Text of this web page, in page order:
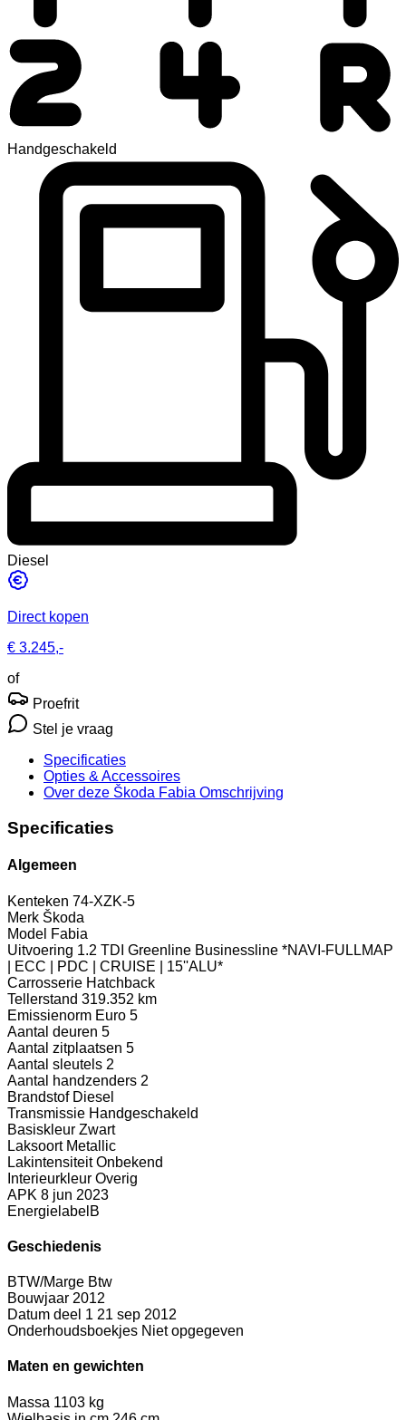
Handgeschakeld
Diesel
Direct kopen
€ 3.245,-
of
Proefrit
Stel je vraag
Specificaties
Opties & Accessoires
Over deze Škoda Fabia Omschrijving
Specificaties
Algemeen
Kenteken 74-XZK-5
Merk Škoda
Model Fabia
Uitvoering 1.2 TDI Greenline Businessline *NAVI-FULLMAP
| ECC | PDC | CRUISE | 15''ALU*
Carrosserie Hatchback
Tellerstand 319.352 km
Emissienorm Euro 5
Aantal deuren 5
Aantal zitplaatsen 5
Aantal sleutels 2
Aantal handzenders 2
Brandstof Diesel
Transmissie Handgeschakeld
Basiskleur Zwart
Laksoort Metallic
Lakintensiteit Onbekend
Interieurkleur Overig
APK 8 jun 2023
Energielabel B
Geschiedenis
BTW/Marge Btw
Bouwjaar 2012
Datum deel 1 21 sep 2012
Onderhoudsboekjes Niet opgegeven
Maten en gewichten
Massa 1103 kg